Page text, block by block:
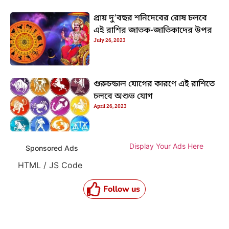
প্রায় দু’বছর শনিদেবের রোষ চলবে
এই রাশির জাতক-জাতিকাদের উপর
July 26, 2023
গুরুচন্ডাল যোগের কারণে এই রাশিতে
চলবে অশুভ যোগ
April 26, 2023
Sponsored Ads Display Your Ads Here
HTML / JS Code
Follow us